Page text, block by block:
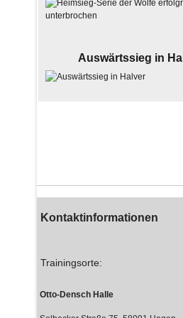
Auswärtssieg in
Kontaktinformationen
Trainingsorte:
Otto-Densch Halle